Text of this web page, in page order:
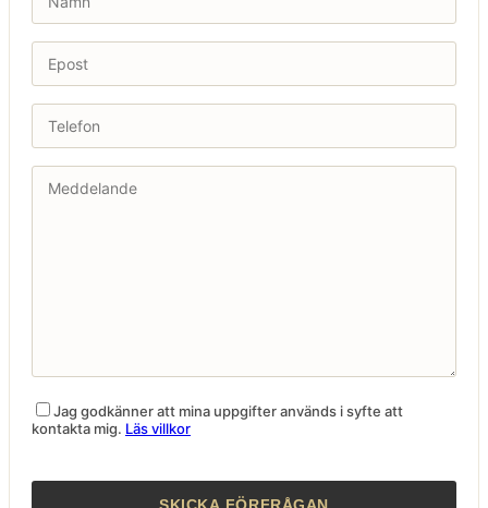
Jag godkänner att mina uppgifter används i syfte att
kontakta mig. Läs villkor